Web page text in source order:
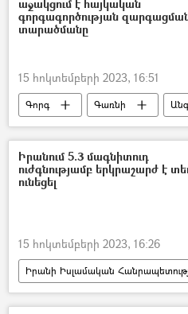
աջակցում է հայկական
գորգագործության
տարածմանը
15 հոկտեմբերի 2023, 16:51
Գորգ Գառնի
Լոնդոն
փաստաբան
Իրանում 5.3 մագնիտուդ
ուժգնությամբ երկրաշարժ է
ունեցել
15 հոկտեմբերի 2023, 16:26
Իրանի Իսլամական
Երկրաշարժ